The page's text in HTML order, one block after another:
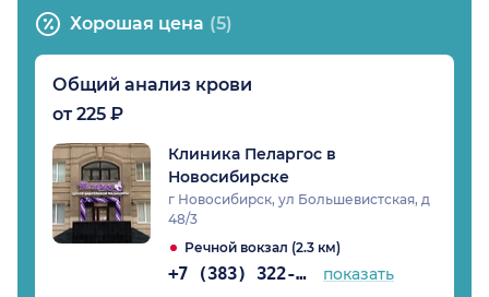
Хорошая цена (5)
Общий анализ крови
от 225 ₽
Клиника Пеларгос в
Новосибирске
г Новосибирск, ул Большевистская, д
48/3
Речной вокзал (2.3 км)
+7 (383) 322-51-76 показать